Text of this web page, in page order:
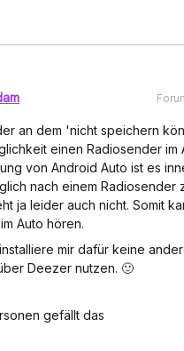
an dem 'nicht speichern
einen Radiosender im
von Android Auto ist es
nach einem Radiosender
ja leider auch nicht. Somit
Auto hören.
mir dafür keine
Deezer nutzen. 🙂
gefällt das